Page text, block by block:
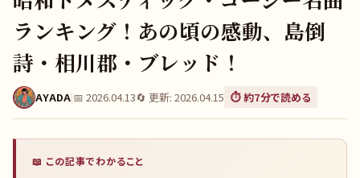
ランキング！あの頃の感動、島倒
詩・相川郡・ブレッド！
AYADA|📅 2026.04.13🔄 更新: 2026.04.15 ⏱️ 約7分で読める
📖 この記事でわかること